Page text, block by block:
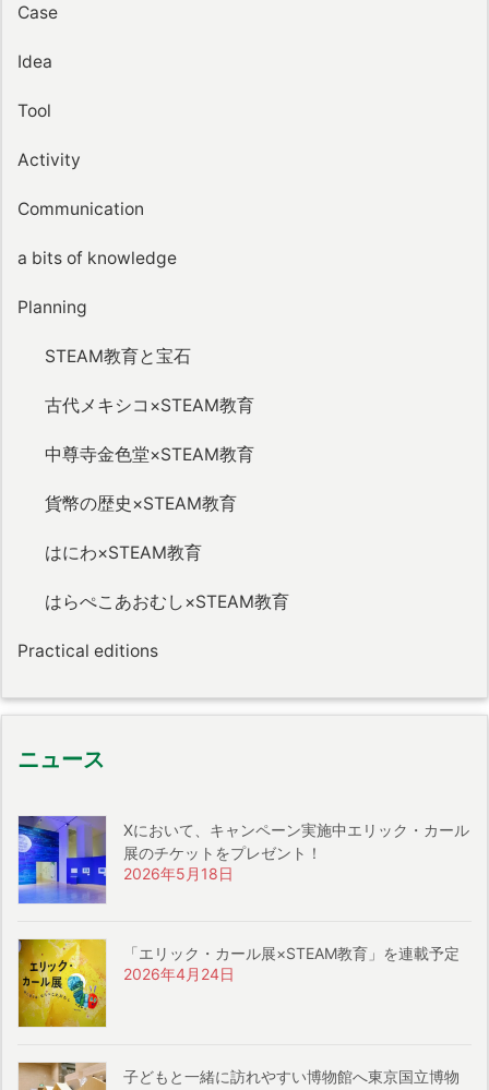
Case
Idea
Tool
Activity
Communication
a bits of knowledge
Planning
STEAM教育と宝石
古代メキシコ×STEAM教育
中尊寺金色堂×STEAM教育
貨幣の歴史×STEAM教育
はにわ×STEAM教育
はらぺこあおむし×STEAM教育
Practical editions
ニュース
Xにおいて、キャンペーン実施中エリック・カール
展のチケットをプレゼント！
2026年5月18日
「エリック・カール展×STEAM教育」を連載予定
2026年4月24日
子どもと一緒に訪れやすい博物館へ東京国立博物